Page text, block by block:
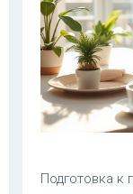
Подготовка к